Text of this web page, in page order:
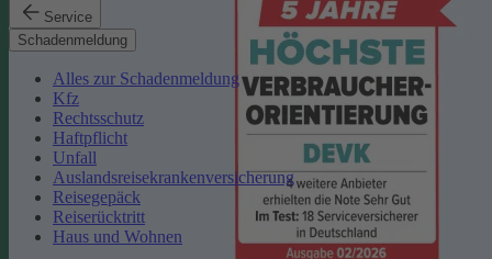
Service
Schadenmeldung
Alles zur Schadenmeldung
Kfz
Rechtsschutz
Haftpflicht
Unfall
Auslandsreisekrankenversicherung
Reisegepäck
Reiserücktritt
Haus und Wohnen